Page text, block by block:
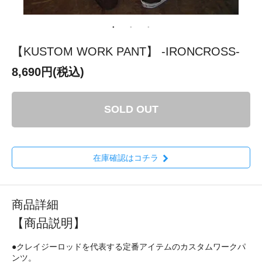
【KUSTOM WORK PANT】 -IRONCROSS-
8,690円(税込)
SOLD OUT
在庫確認はコチラ
商品詳細
【商品説明】
●クレイジーロッドを代表する定番アイテムのカスタムワークパ
ンツ。